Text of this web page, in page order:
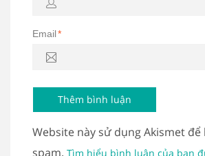
Email*
Website này sử dụng Akismet để
spam. Tìm hiểu bình luận của bạn